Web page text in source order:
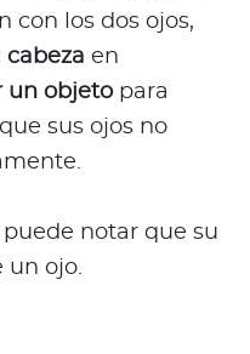
con los dos ojos,
cabeza en
un objetopara
sus ojos no
notar que su
un ojo.